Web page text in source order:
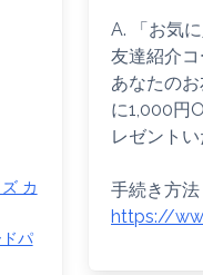
カ
パ
A. 「お気
友達紹介コ
あなたの
に1,000円
レゼントい
手続き方
https://